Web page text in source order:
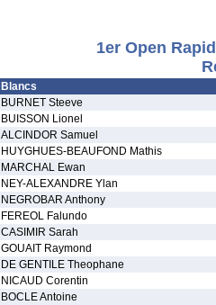
1er Open
Blancs
BURNET Steeve
BUISSON Lionel
ALCINDOR Samuel
HUYGHUES-BEAUFOND Mathis
MARCHAL Ewan
NEY-ALEXANDRE Ylan
NEGROBAR Anthony
FEREOL Falundo
CASIMIR Sarah
GOUAIT Raymond
DE GENTILE Theophane
NICAUD Corentin
BOCLE Antoine